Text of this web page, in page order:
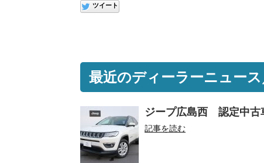
ツイート
最近のディーラーニュー
ジープ広島西 認定中古
記事を読む